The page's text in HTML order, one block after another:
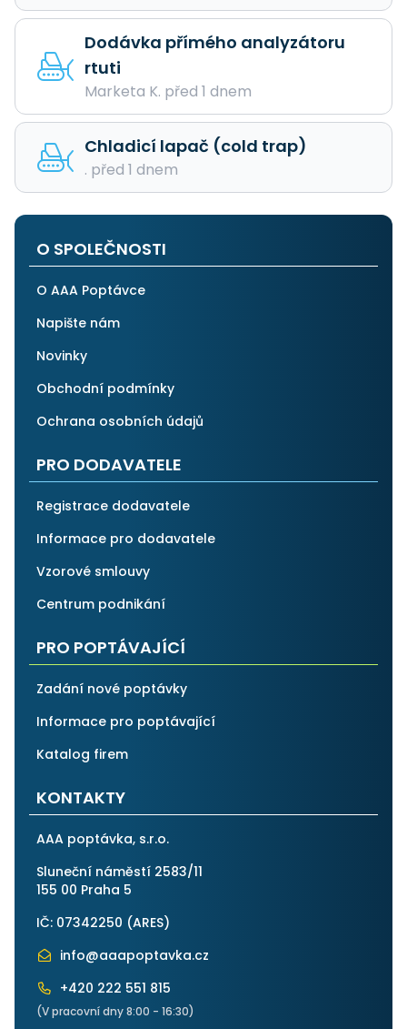
Dodávka přímého analyzátoru
rtuti
Marketa K. před 1 dnem
Chladicí lapač (cold trap)
. před 1 dnem
O SPOLEČNOSTI
O AAA Poptávce
Napište nám
Novinky
Obchodní podmínky
Ochrana osobních údajů
PRO DODAVATELE
Registrace dodavatele
Informace pro dodavatele
Vzorové smlouvy
Centrum podnikání
PRO POPTÁVAJÍCÍ
Zadání nové poptávky
Informace pro poptávající
Katalog firem
KONTAKTY
AAA poptávka, s.r.o.
Sluneční náměstí 2583/11
155 00 Praha 5
IČ: 07342250 (ARES)
info@aaapoptavka.cz
+420 222 551 815
(V pracovní dny 8:00 - 16:30)